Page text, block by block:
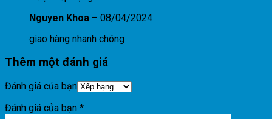
Nguyen Khoa – 08/04/2024
giao hàng nhanh chóng
Thêm một đánh giá
Đánh giá của bạn
Đánh giá của bạn *